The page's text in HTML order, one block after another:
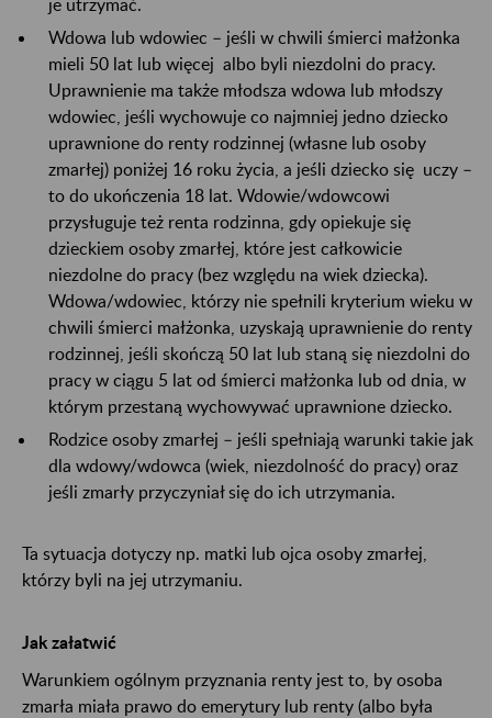
Wdowa lub wdowiec – jeśli w chwili śmierci małżonka
mieli 50 lat lub więcej albo byli niezdolni do pracy.
Uprawnienie ma także młodsza wdowa lub młodszy
wdowiec, jeśli wychowuje co najmniej jedno dziecko
uprawnione do renty rodzinnej (własne lub osoby
zmarłej) poniżej 16 roku życia, a jeśli dziecko się uczy –
to do ukończenia 18 lat. Wdowie/wdowcowi
przysługuje też renta rodzinna, gdy opiekuje się
dzieckiem osoby zmarłej, które jest całkowicie
niezdolne do pracy (bez względu na wiek dziecka).
Wdowa/wdowiec, którzy nie spełnili kryterium wieku w
chwili śmierci małżonka, uzyskają uprawnienie do renty
rodzinnej, jeśli skończą 50 lat lub staną się niezdolni do
pracy w ciągu 5 lat od śmierci małżonka lub od dnia, w
którym przestaną wychowywać uprawnione dziecko.
Rodzice osoby zmarłej – jeśli spełniają warunki takie jak
dla wdowy/wdowca (wiek, niezdolność do pracy) oraz
jeśli zmarły przyczyniał się do ich utrzymania.
Ta sytuacja dotyczy np. matki lub ojca osoby zmarłej,
którzy byli na jej utrzymaniu.
Jak załatwić
Warunkiem ogólnym przyznania renty jest to, by osoba
zmarła miała prawo do emerytury lub renty (albo była